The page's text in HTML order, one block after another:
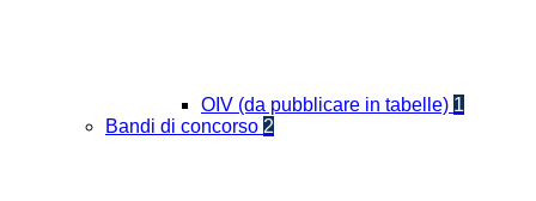
OIV (da pubblicare in tabelle) 1
Bandi di concorso 2